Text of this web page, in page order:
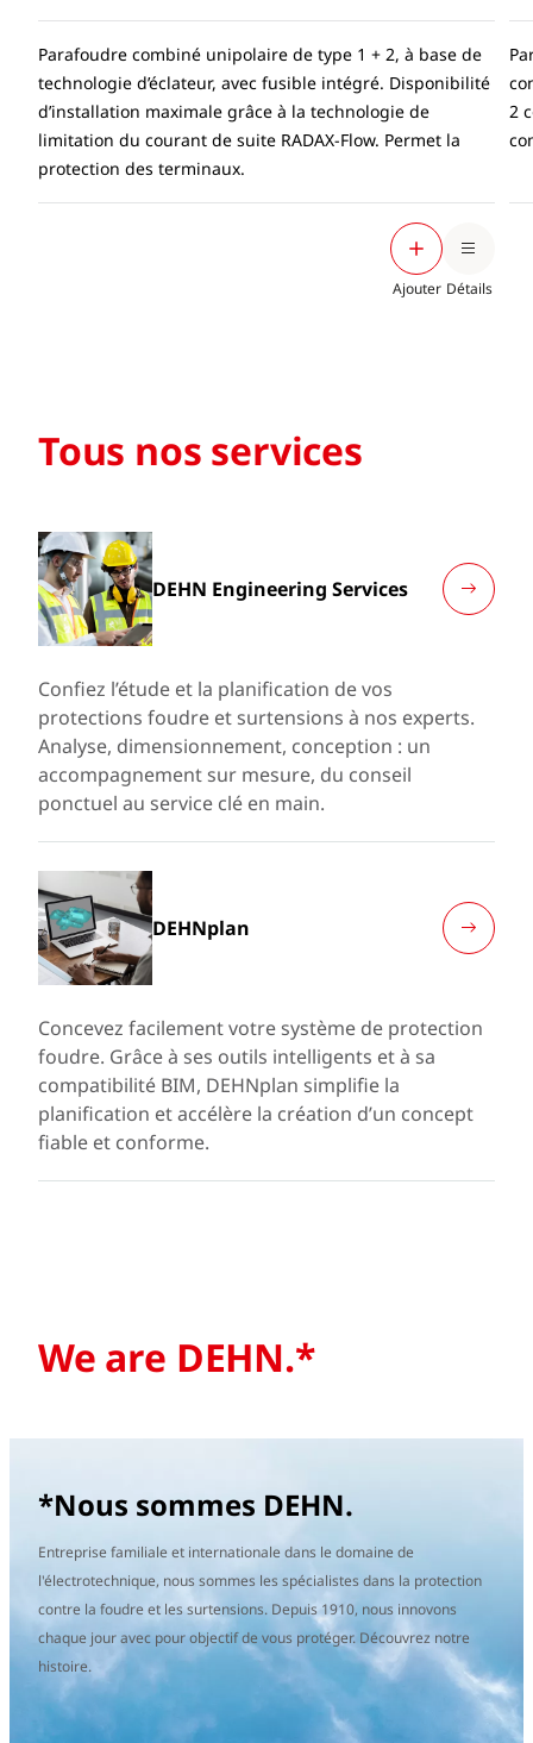
Parafoudre combiné unipolaire de type 1 + 2, à base de
technologie d’éclateur, avec fusible intégré. Disponibilité
d’installation maximale grâce à la technologie de
limitation du courant de suite RADAX-Flow. Permet la
protection des terminaux.
Ajouter Détails
2
Tous nos services
DEHN Engineering Services
Confiez l’étude et la planification de vos
protections foudre et surtensions à nos experts.
Analyse, dimensionnement, conception : un
accompagnement sur mesure, du conseil
ponctuel au service clé en main.
DEHNplan
Concevez facilement votre système de protection
foudre. Grâce à ses outils intelligents et à sa
compatibilité BIM, DEHNplan simplifie la
planification et accélère la création d’un concept
fiable et conforme.
We are DEHN.*
*Nous sommes DEHN.
Entreprise familiale et internationale dans le domaine de
l'électrotechnique, nous sommes les spécialistes dans la protection
contre la foudre et les surtensions. Depuis 1910, nous innovons
chaque jour avec pour objectif de vous protéger. Découvrez notre
histoire.